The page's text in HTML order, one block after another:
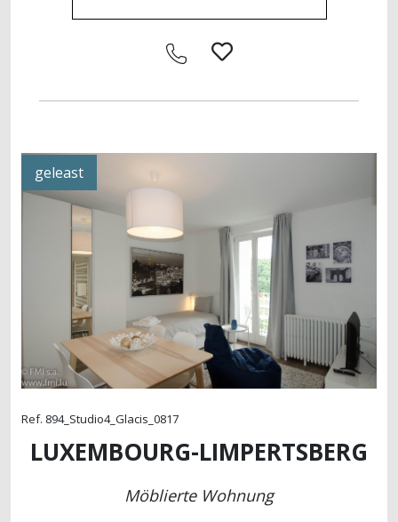
geleast
Ref. 894_Studio4_Glacis_0817
LUXEMBOURG-LIMPERTSBERG
Möblierte Wohnung